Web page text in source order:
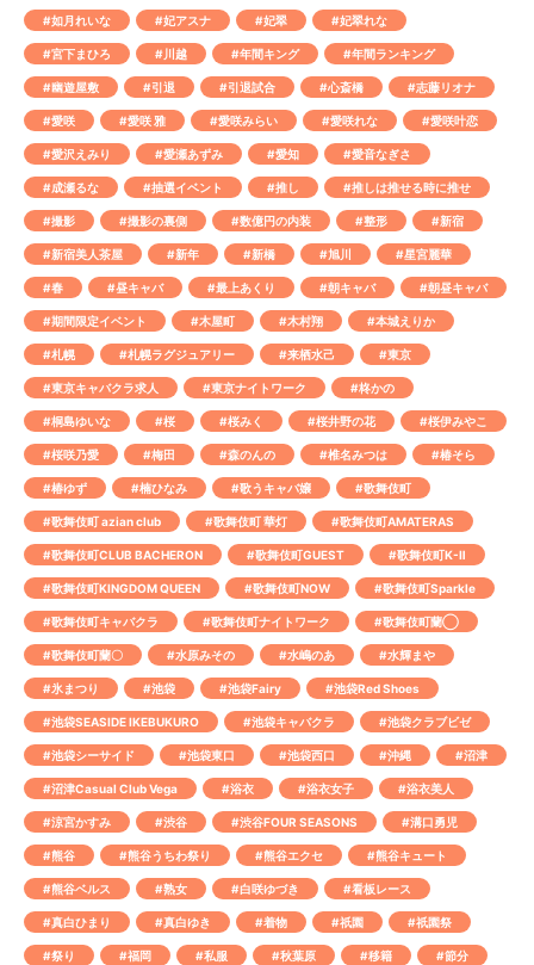
#如月れいな #妃アスナ #妃翠 #妃翠れな
#宮下まひろ #川越 #年間キング #年間ランキング
#幽遊屋敷 #引退 #引退試合 #心斎橋 #志藤リオナ
#愛咲 #愛咲 雅 #愛咲みらい #愛咲れな #愛咲叶恋
#愛沢えみり #愛瀬あずみ #愛知 #愛音なぎさ
#成瀬るな #抽選イベント #推し #推しは推せる時に推せ
#撮影 #撮影の裏側 #数億円の内装 #整形 #新宿
#新宿美人茶屋 #新年 #新橋 #旭川 #星宮麗華
#春 #昼キャバ #最上あくり #朝キャバ #朝昼キャバ
#期間限定イベント #木屋町 #木村翔 #本城えりか
#札幌 #札幌ラグジュアリー #来栖水己 #東京
#東京キャバクラ求人 #東京ナイトワーク #柊かの
#桐島ゆいな #桜 #桜みく #桜井野の花 #桜伊みやこ
#桜咲乃愛 #梅田 #森のんの #椎名みつは #椿そら
#椿ゆず #楠ひなみ #歌うキャバ嬢 #歌舞伎町
#歌舞伎町 azian club #歌舞伎町 華灯 #歌舞伎町AMATERAS
#歌舞伎町CLUB BACHERON #歌舞伎町GUEST #歌舞伎町K-Ⅱ
#歌舞伎町KINGDOM QUEEN #歌舞伎町NOW #歌舞伎町Sparkle
#歌舞伎町キャバクラ #歌舞伎町ナイトワーク #歌舞伎町蘭◯
#歌舞伎町蘭〇 #水原みその #水嶋のあ #水輝まや
#氷まつり #池袋 #池袋Fairy #池袋Red Shoes
#池袋SEASIDE IKEBUKURO #池袋キャバクラ #池袋クラブビゼ
#池袋シーサイド #池袋東口 #池袋西口 #沖縄 #沼津
#沼津Casual Club Vega #浴衣 #浴衣女子 #浴衣美人
#涼宮かすみ #渋谷 #渋谷FOUR SEASONS #溝口勇児
#熊谷 #熊谷うちわ祭り #熊谷エクセ #熊谷キュート
#熊谷ベルス #熟女 #白咲ゆづき #看板レース
#真白ひまり #真白ゆき #着物 #祇園 #祇園祭
#祭り #福岡 #私服 #秋葉原 #移籍 #節分